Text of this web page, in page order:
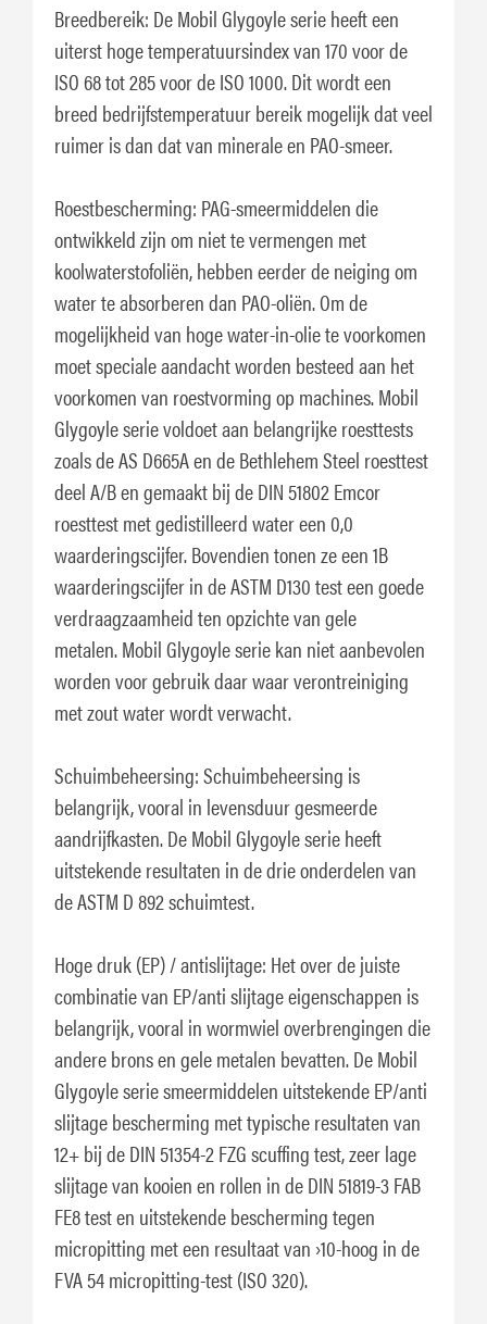
Breedbereik: De Mobil Glygoyle serie heeft een
uiterst hoge temperatuursindex van 170 voor de
ISO 68 tot 285 voor de ISO 1000. Dit wordt een
breed bedrijfstemperatuur bereik mogelijk dat veel
ruimer is dan dat van minerale en PAO-smeer.
Roestbescherming: PAG-smeermiddelen die
ontwikkeld zijn om niet te vermengen met
koolwaterstofoliën, hebben eerder de neiging om
water te absorberen dan PAO-oliën. Om de
mogelijkheid van hoge water-in-olie te voorkomen
moet speciale aandacht worden besteed aan het
voorkomen van roestvorming op machines. Mobil
Glygoyle serie voldoet aan belangrijke roesttests
zoals de AS D665A en de Bethlehem Steel roesttest
deel A/B en gemaakt bij de DIN 51802 Emcor
roesttest met gedistilleerd water een 0,0
waarderingscijfer. Bovendien tonen ze een 1B
waarderingscijfer in de ASTM D130 test een goede
verdraagzaamheid ten opzichte van gele
metalen. Mobil Glygoyle serie kan niet aanbevolen
worden voor gebruik daar waar verontreiniging
met zout water wordt verwacht.
Schuimbeheersing: Schuimbeheersing is
belangrijk, vooral in levensduur gesmeerde
aandrijfkasten. De Mobil Glygoyle serie heeft
uitstekende resultaten in de drie onderdelen van
de ASTM D 892 schuimtest.
Hoge druk (EP) / antislijtage: Het over de juiste
combinatie van EP/anti slijtage eigenschappen is
belangrijk, vooral in wormwiel overbrengingen die
andere brons en gele metalen bevatten. De Mobil
Glygoyle serie smeermiddelen uitstekende EP/anti
slijtage bescherming met typische resultaten van
12+ bij de DIN 51354-2 FZG scuffing test, zeer lage
slijtage van kooien en rollen in de DIN 51819-3 FAB
FE8 test en uitstekende bescherming tegen
micropitting met een resultaat van ›10-hoog in de
FVA 54 micropitting-test (ISO 320).